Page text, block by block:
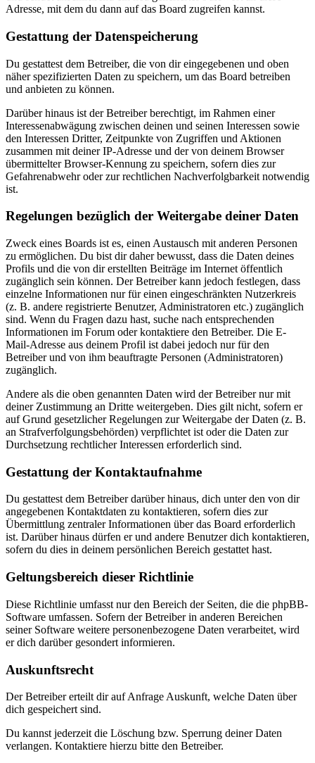
Adresse, mit dem du dann auf das Board zugreifen kannst.
Gestattung der Datenspeicherung
Du gestattest dem Betreiber, die von dir eingegebenen und oben
näher spezifizierten Daten zu speichern, um das Board betreiben
und anbieten zu können.
Darüber hinaus ist der Betreiber berechtigt, im Rahmen einer
Interessenabwägung zwischen deinen und seinen Interessen sowie
den Interessen Dritter, Zeitpunkte von Zugriffen und Aktionen
zusammen mit deiner IP-Adresse und der von deinem Browser
übermittelter Browser-Kennung zu speichern, sofern dies zur
Gefahrenabwehr oder zur rechtlichen Nachverfolgbarkeit notwendig
ist.
Regelungen bezüglich der Weitergabe deiner Daten
Zweck eines Boards ist es, einen Austausch mit anderen Personen
zu ermöglichen. Du bist dir daher bewusst, dass die Daten deines
Profils und die von dir erstellten Beiträge im Internet öffentlich
zugänglich sein können. Der Betreiber kann jedoch festlegen, dass
einzelne Informationen nur für einen eingeschränkten Nutzerkreis
(z. B. andere registrierte Benutzer, Administratoren etc.) zugänglich
sind. Wenn du Fragen dazu hast, suche nach entsprechenden
Informationen im Forum oder kontaktiere den Betreiber. Die E-
Mail-Adresse aus deinem Profil ist dabei jedoch nur für den
Betreiber und von ihm beauftragte Personen (Administratoren)
zugänglich.
Andere als die oben genannten Daten wird der Betreiber nur mit
deiner Zustimmung an Dritte weitergeben. Dies gilt nicht, sofern er
auf Grund gesetzlicher Regelungen zur Weitergabe der Daten (z. B.
an Strafverfolgungsbehörden) verpflichtet ist oder die Daten zur
Durchsetzung rechtlicher Interessen erforderlich sind.
Gestattung der Kontaktaufnahme
Du gestattest dem Betreiber darüber hinaus, dich unter den von dir
angegebenen Kontaktdaten zu kontaktieren, sofern dies zur
Übermittlung zentraler Informationen über das Board erforderlich
ist. Darüber hinaus dürfen er und andere Benutzer dich kontaktieren,
sofern du dies in deinem persönlichen Bereich gestattet hast.
Geltungsbereich dieser Richtlinie
Diese Richtlinie umfasst nur den Bereich der Seiten, die die phpBB-
Software umfassen. Sofern der Betreiber in anderen Bereichen
seiner Software weitere personenbezogene Daten verarbeitet, wird
er dich darüber gesondert informieren.
Auskunftsrecht
Der Betreiber erteilt dir auf Anfrage Auskunft, welche Daten über
dich gespeichert sind.
Du kannst jederzeit die Löschung bzw. Sperrung deiner Daten
verlangen. Kontaktiere hierzu bitte den Betreiber.